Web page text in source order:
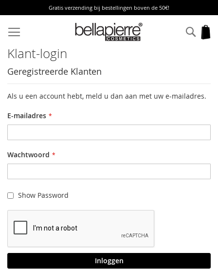
Gratis verzending bij bestellingen boven de 50€!
naar
de
inhoud
Zoek
Klant-login
Geregistreerde Klanten
Als u een account hebt, meld u dan aan met uw e-mailadres.
E-mailadres
Wachtwoord
Show Password
Inloggen